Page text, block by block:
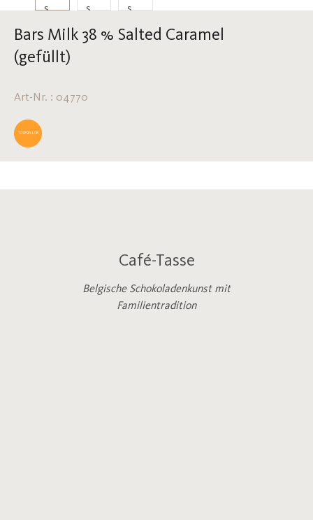
Bars Milk 38 % Salted Caramel
(gefüllt)
Art-Nr. : 04770
TOPSELLER
Café-Tasse
Belgische Schokoladenkunst mit
Familientradition